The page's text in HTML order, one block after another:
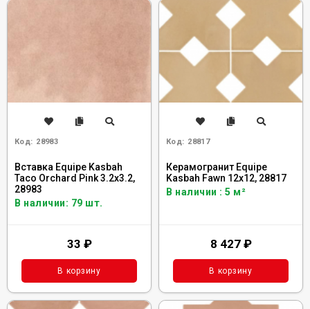
Код: 28983
Вставка Equipe Kasbah
Taco Orchard Pink 3.2x3.2,
28983
В наличии: 79 шт.
33 ₽
В корзину
Код: 28817
Керамогранит Equipe
Kasbah Fawn 12x12, 28817
В наличии : 5 м²
8 427 ₽
В корзину